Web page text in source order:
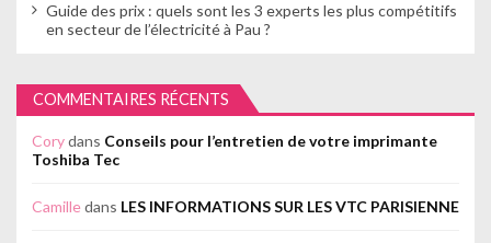
Guide des prix : quels sont les 3 experts les plus compétitifs
en secteur de l’électricité à Pau ?
COMMENTAIRES RÉCENTS
Corydans Conseils pour l’entretien de votre imprimante
Toshiba Tec
Camilledans LES INFORMATIONS SUR LES VTC PARISIENNE